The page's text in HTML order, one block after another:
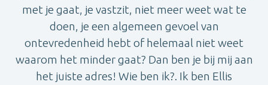
met je gaat, je vastzit, niet meer weet wat te
doen, je een algemeen gevoel van
ontevredenheid hebt of helemaal niet weet
waarom het minder gaat? Dan ben je bij mij aan
het juiste adres! Wie ben ik?. Ik ben Ellis